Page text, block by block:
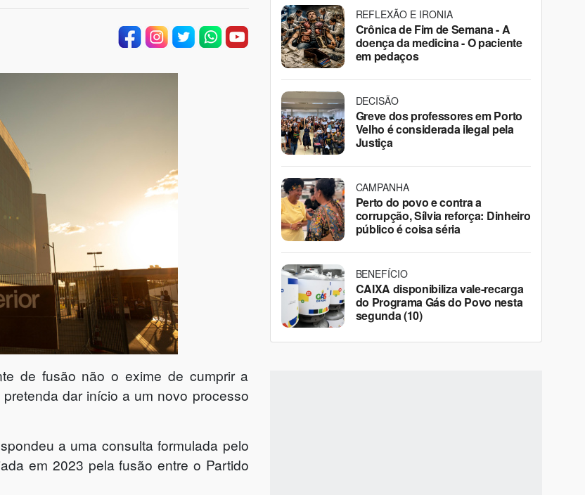
de fusão não o exime de cumprir a
dar início a um novo processo
a uma consulta formulada pelo
em 2023 pela fusão entre o Partido
REFLEXÃO E IRONIA
Crônica de Fim de Semana - A
doença da medicina - O paciente
em pedaços
DECISÃO
Greve dos professores em Porto
Velho é considerada ilegal pela
Justiça
CAMPANHA
Perto do povo e contra a
corrupção, Sílvia reforça: Dinheiro
público é coisa séria
BENEFÍCIO
CAIXA disponibiliza vale-recarga
do Programa Gás do Povo nesta
segunda (10)